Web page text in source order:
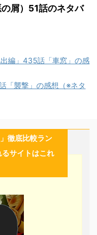
屑）51話のネタバ
編」435話「車窓」の感
「襲撃」の感想（※ネタ
徹底比較ラン
サイトはこれ